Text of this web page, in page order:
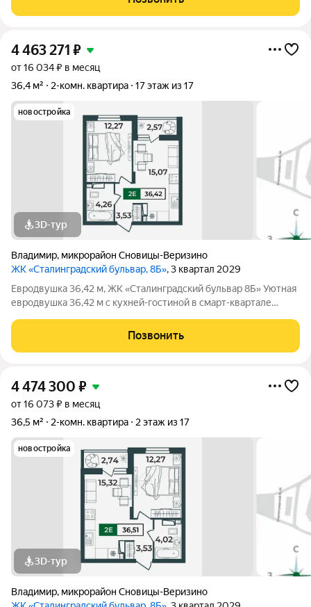
инфраструктура рядом. О
4 463 271 ₽
от 16 034 ₽ в месяц
36,4 м²
2-комн. квартира 17 этаж из 17
новостройка
3D-тур
Владимир, микрорайон Сновицы-Веризино
ЖК «Сталинградский бульвар, 8Б», 3 квартал 2029
Евродвушка 36,42 м, ЖК «Сталинградский бульвар 8Б» Уютная
евродвушка 36,42 м с кухней-гостиной в смарт-квартале
семьи: удобная планировка, современный дом и развитая
инфраструктура рядом. О
Позвонить
4 474 300 ₽
от 16 073 ₽ в месяц
36,5 м²
2-комн. квартира 2 этаж из 17
новостройка
3D-тур
Владимир, микрорайон Сновицы-Веризино